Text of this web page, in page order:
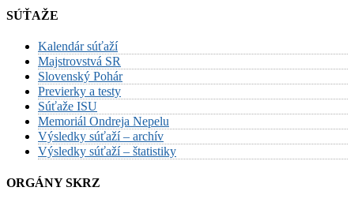
SÚŤAŽE
Kalendár súťaží
Majstrovstvá SR
Slovenský Pohár
Previerky a testy
Súťaže ISU
Memoriál Ondreja Nepelu
Výsledky súťaží – archív
Výsledky súťaží – štatistiky
ORGÁNY SKRZ